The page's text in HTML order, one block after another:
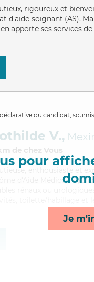
, rigoureux et
d'aide-soignant (AS).
apporte ses services
du candidat,
pour
Je
V.,
de chez Vous
, enthousiaste et
d'Aide Médico-